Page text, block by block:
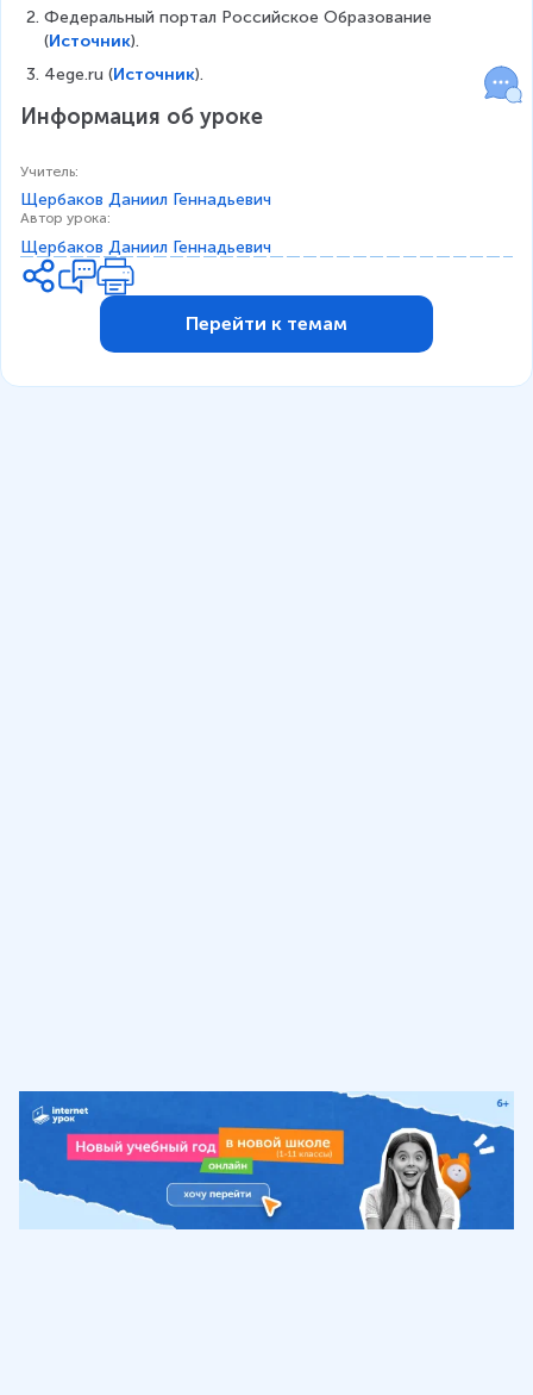
Федеральный портал Российское Образование
(Источник).
4ege.ru (Источник).
Информация об уроке
Учитель:
Щербаков Даниил Геннадьевич
Автор урока:
Щербаков Даниил Геннадьевич
Перейти к темам